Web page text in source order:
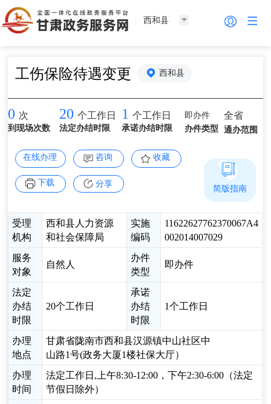
西和县
工伤保险待遇变更 西和县
0 次
到现场次数
20 个工作日
法定办结时限
1 个工作日
承诺办结时限
即办件
办件类型
全省
通办范围
在线办理 咨询 收藏
下载 分享
受理
机构
西和县人力资源
和社会保障局
实施
编码
11622627762370067A4
002014007029
服务
对象
自然人
办件
类型
即办件
法定
办结
时限
20个工作日
承诺
办结
时限
1个工作日
办理
地点
甘肃省陇南市西和县汉源镇中山社区中
山路1号(政务大厦1楼社保大厅）
办理
时间
法定工作日,上午8:30-12:00，下午2:30-6:00（法定
节假日除外）
简版指南